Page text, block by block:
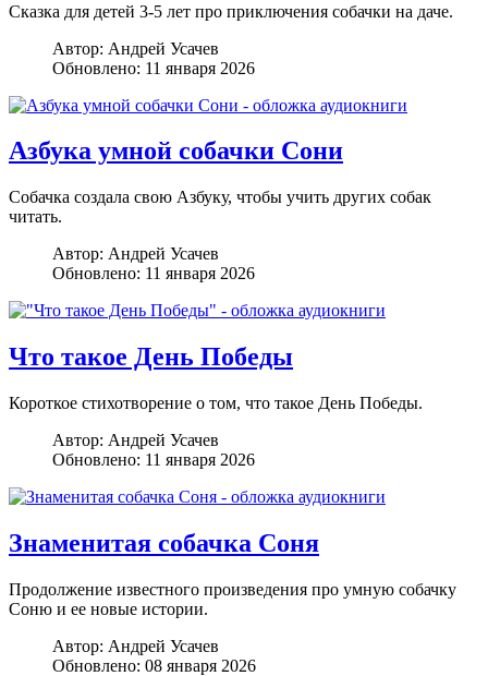
Сказка для детей 3-5 лет про приключения собачки на даче.
Автор: Андрей Усачев
Обновлено: 11 января 2026
Азбука умной собачки Сони
Собачка создала свою Азбуку, чтобы учить других собак
читать.
Автор: Андрей Усачев
Обновлено: 11 января 2026
Что такое День Победы
Короткое стихотворение о том, что такое День Победы.
Автор: Андрей Усачев
Обновлено: 11 января 2026
Знаменитая собачка Соня
Продолжение известного произведения про умную собачку
Соню и ее новые истории.
Автор: Андрей Усачев
Обновлено: 08 января 2026